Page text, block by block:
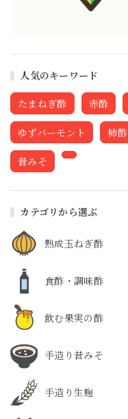
人気のキーワード
たまねぎ酢 赤酢
ゆずバーモント 柿酢
昔みそ
カテゴリから選ぶ
熟成玉ねぎ酢
食酢・調味酢
飲む果実の酢
手造り昔みそ
手造り生麹